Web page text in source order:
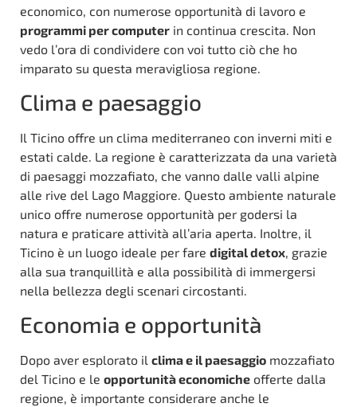
economico, con numerose opportunità di lavoro e
programmi per computer in continua crescita. Non
vedo l’ora di condividere con voi tutto ciò che ho
imparato su questa meravigliosa regione.
Clima e paesaggio
Il Ticino offre un clima mediterraneo con inverni miti e
estati calde. La regione è caratterizzata da una varietà
di paesaggi mozzafiato, che vanno dalle valli alpine
alle rive del Lago Maggiore. Questo ambiente naturale
unico offre numerose opportunità per godersi la
natura e praticare attività all’aria aperta. Inoltre, il
Ticino è un luogo ideale per fare digital detox, grazie
alla sua tranquillità e alla possibilità di immergersi
nella bellezza degli scenari circostanti.
Economia e opportunità
Dopo aver esplorato il clima e il paesaggio mozzafiato
del Ticino e le opportunità economiche offerte dalla
regione, è importante considerare anche le